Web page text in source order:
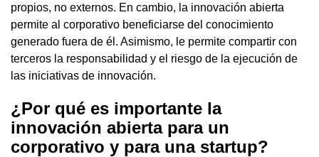
propios, no externos. En cambio, la innovación abierta
permite al corporativo beneficiarse del conocimiento
generado fuera de él. Asimismo, le permite compartir con
terceros la responsabilidad y el riesgo de la ejecución de
las iniciativas de innovación.
¿Por qué es importante la
innovación abierta para un
corporativo y para una startup?